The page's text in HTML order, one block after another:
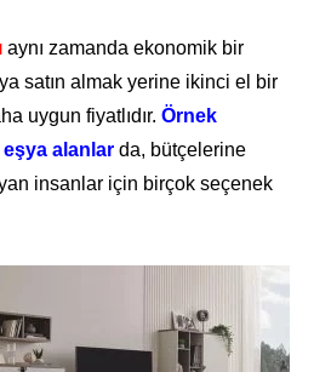
aynı zamanda ekonomik bir
satın almak yerine ikinci el bir
uygun fiyatlıdır. Örnek
eşya alanlar da, bütçelerine
insanlar için birçok seçenek